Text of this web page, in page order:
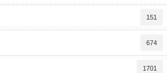
151
674
1701